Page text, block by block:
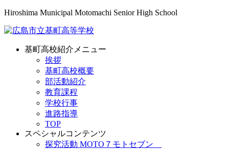
Hiroshima Municipal Motomachi Senior High School
基町高校紹介メニュー
挨拶
基町高校概要
部活動紹介
教育課程
学校行事
進路指導
TOP
スペシャルコンテンツ
探究活動 MOTO７モトセブン